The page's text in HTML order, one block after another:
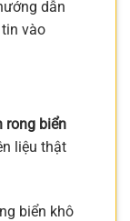
dẫn
vào
rong biển
liệu thật
biển khô